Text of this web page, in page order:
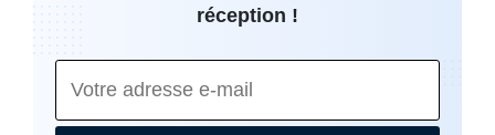
réception !